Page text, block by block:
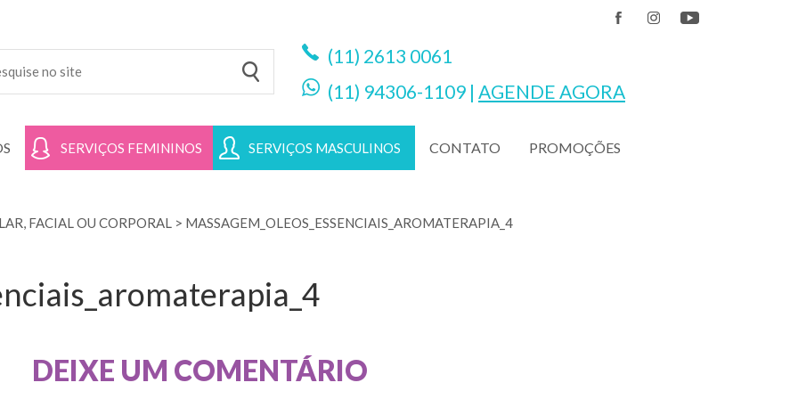
(11) 2613 0061
(11) 94306-1109 | AGENDE AGORA
SERVIÇOS FEMININOS SERVIÇOS MASCULINOS CONTATO PROMOÇÕES
FACIAL OU CORPORAL > MASSAGEM_OLEOS_ESSENCIAIS_AROMATERAPIA_4
DEIXE UM COMENTÁRIO